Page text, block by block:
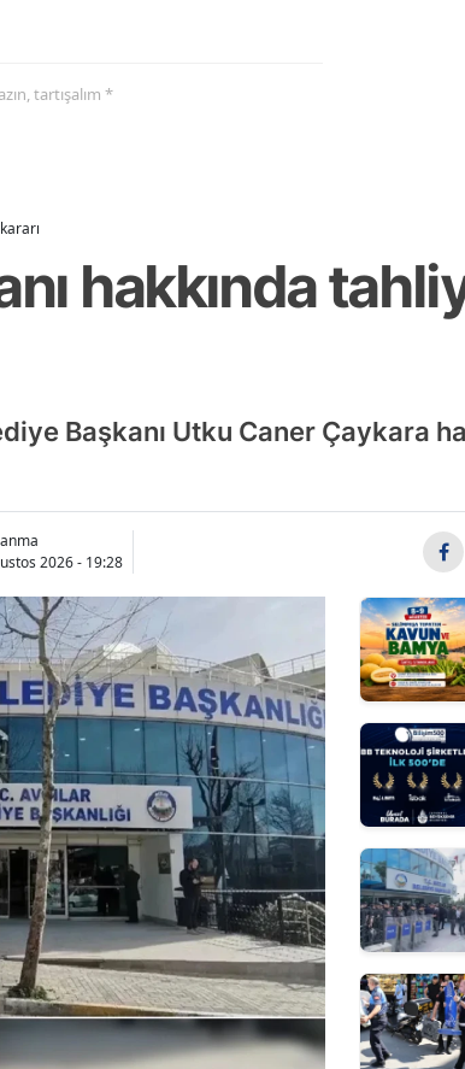
tartışalım *
hakkında
Başkanı Utku Caner Çaykara
2026 - 19:28